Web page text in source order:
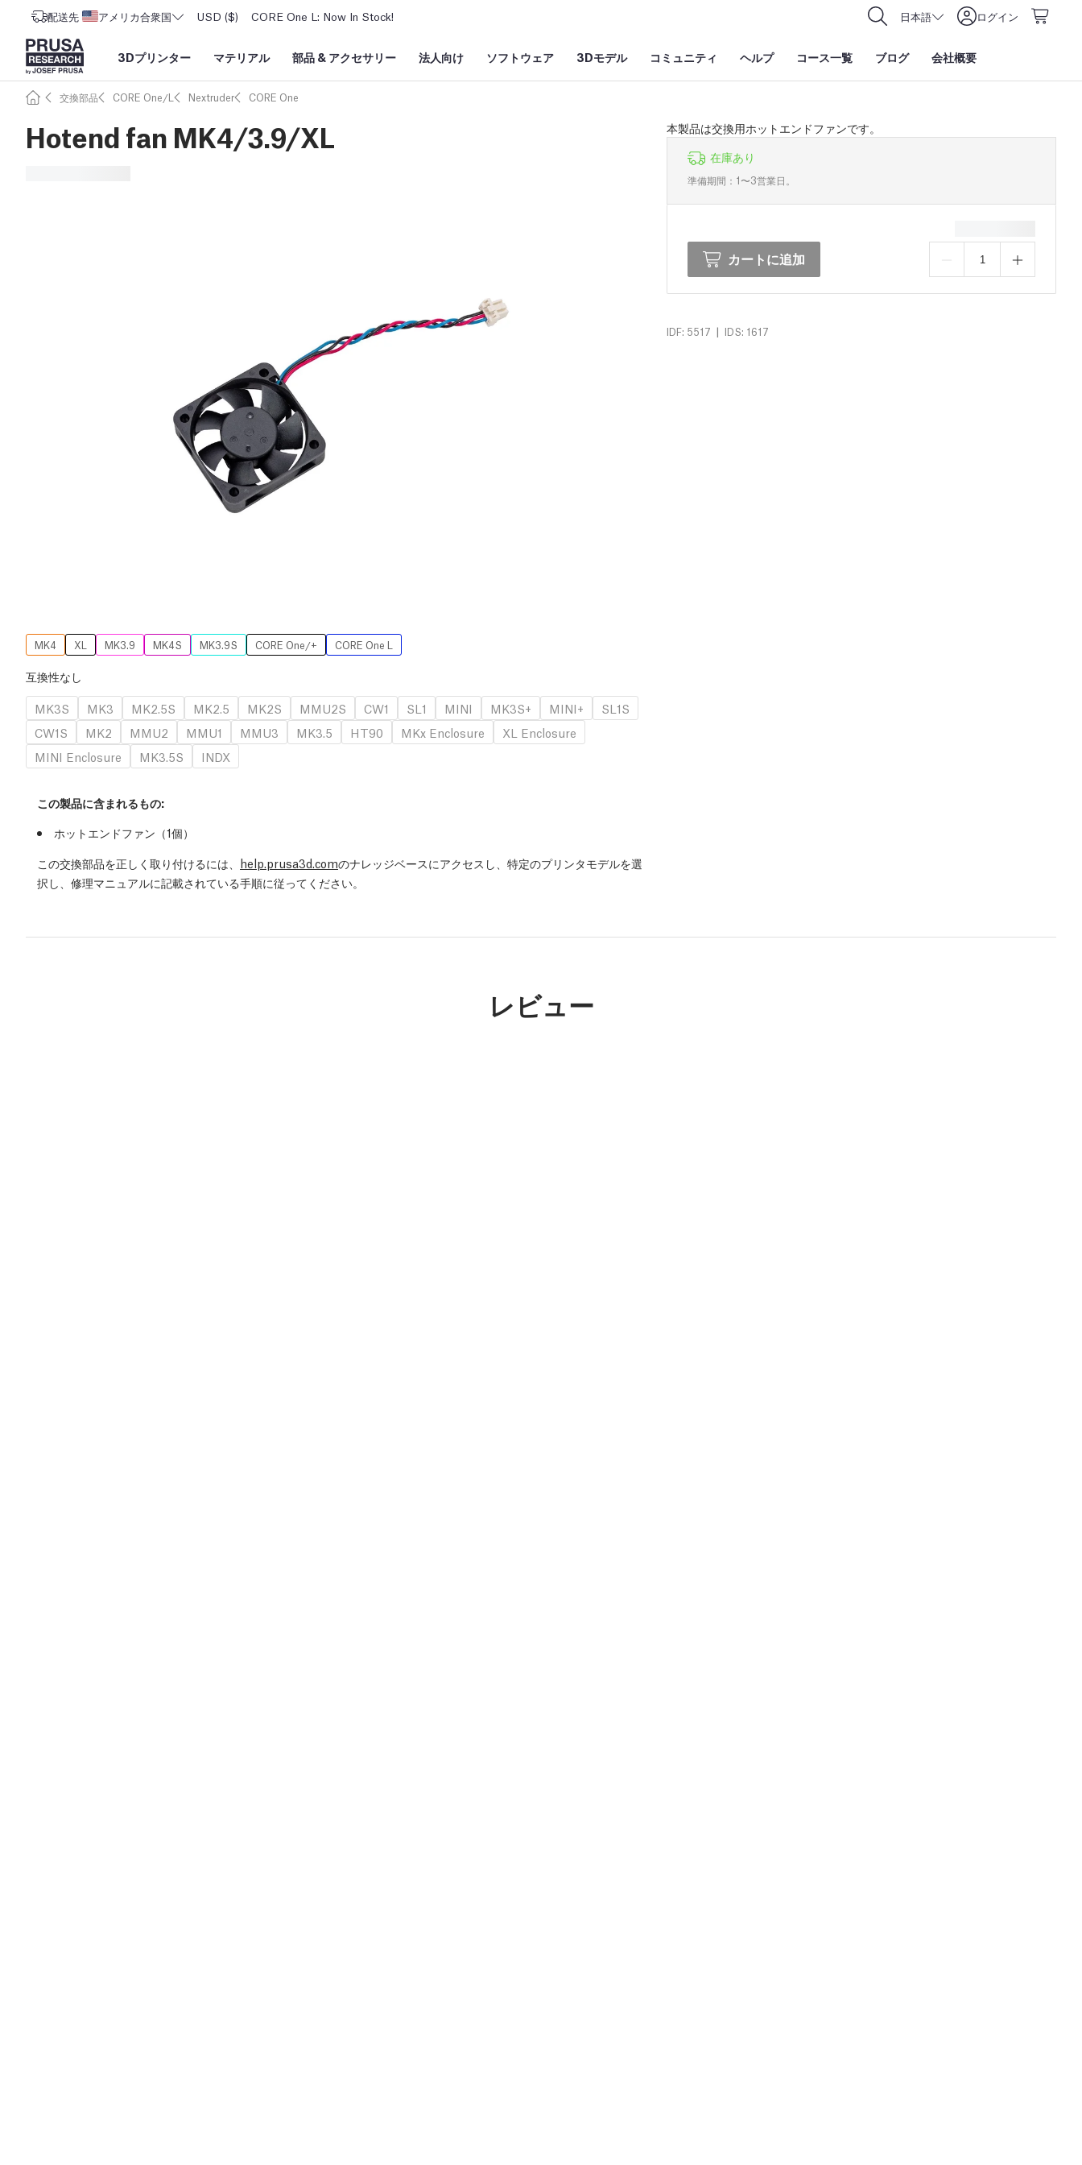
配送先 アメリカ合衆国 USD ($) CORE One L: Now In Stock! 日本語 ログイン
3Dプリンター マテリアル 部品 & アクセサリー 法人向け ソフトウェア 3Dモデル コミュニティ ヘルプ コース一覧 ブログ 会社概要
交換部品 CORE One/L Nextruder CORE One
Hotend fan MK4/3.9/XL
本製品は交換用ホットエンドファンです。
在庫あり
準備期間：1〜3営業日。
カートに追加
IDF: 5517 | IDS: 1617
MK4 XL MK3.9 MK4S MK3.9S CORE One/+ CORE One L
互換性なし
MK3S
MK3 MK2.5S MK2.5 MK2S MMU2S CW1 SL1 MINI MK3S+ MINI+
SL1S
CW1S
MK2 MMU2 MMU1 MMU3 MK3.5 HT90 MKx Enclosure
XL Enclosure
MINI Enclosure
MK3.5S INDX
この製品に含まれるもの:
ホットエンドファン（1個）
この交換部品を正しく取り付けるには、 help.prusa3d.comのナレッジベースにアクセスし、特定のプリンタモデルを選
択し、修理マニュアルに記載されている手順に従ってください。
レビュー